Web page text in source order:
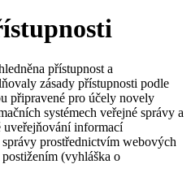
přístupnost a
zásady přístupnosti podle
připravené pro účely novely
systémech veřejné správy a
informací
prostřednictvím webových
(vyhláška o